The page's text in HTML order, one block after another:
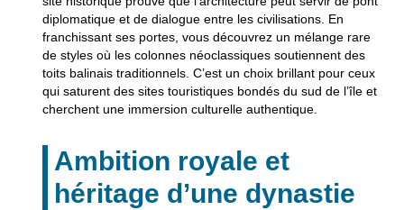
diplomatique et de dialogue entre les civilisations. En
franchissant ses portes, vous découvrez un mélange rare
de styles où les colonnes néoclassiques soutiennent des
toits balinais traditionnels. C’est un choix brillant pour ceux
qui saturent des sites touristiques bondés du sud de l’île et
cherchent une immersion culturelle authentique.
Ambition royale et
héritage d’une dynastie